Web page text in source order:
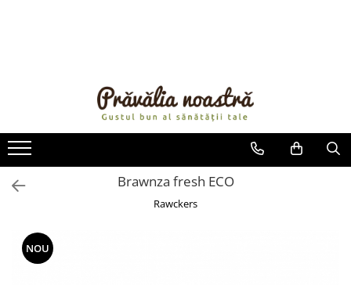
ULEIURI ȘI UNTURI
MĂSLINE
FRUCTE DESHIDRATATE
FRUCTE LA CONSERVĂ
OȚETURI ȘI SOSURI
Brawnza fresh ECO
Rawckers
NOU